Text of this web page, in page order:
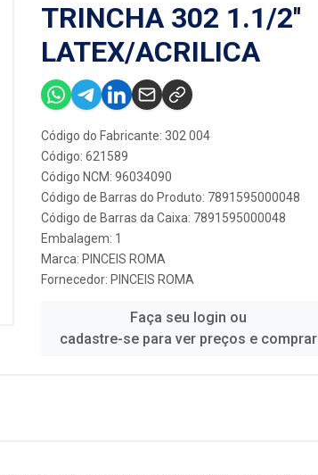
TRINCHA 302 1.1/2''
LATEX/ACRILICA
Código do Fabricante: 302 004
Código: 621589
Código NCM: 96034090
Código de Barras do Produto: 7891595000048
Código de Barras da Caixa: 7891595000048
Embalagem: 1
Marca: PINCEIS ROMA
Fornecedor: PINCEIS ROMA
Faça seu login ou
cadastre-se para ver preços e comprar